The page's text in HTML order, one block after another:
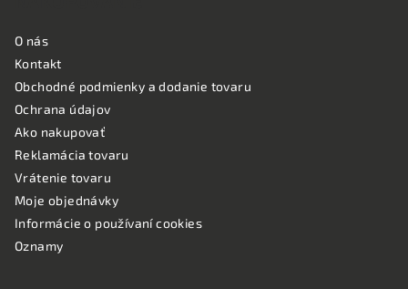
O nás
Kontakt
Obchodné podmienky a dodanie tovaru
Ochrana údajov
Ako nakupovať
Reklamácia tovaru
Vrátenie tovaru
Moje objednávky
Informácie o používaní cookies
Oznamy